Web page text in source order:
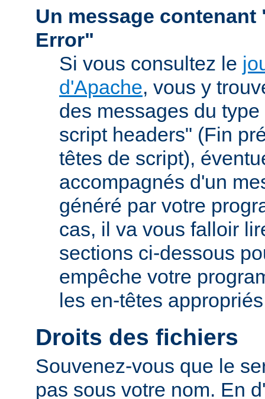
Un message contenant
Error"
Si vous consultez le
d'Apache, vous y
des messages du
script headers" (Fin
têtes de script),
accompagnés d'un
généré par votre
cas, il va vous falloir
sections ci-dessous
empêche votre
les en-têtes
Droits des fichiers
Souvenez-vous que le
pas sous votre nom. En